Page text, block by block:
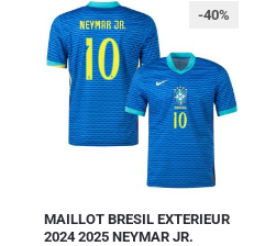
-40%
MAILLOT BRESIL EXTERIEUR
2024 2025 NEYMAR JR.